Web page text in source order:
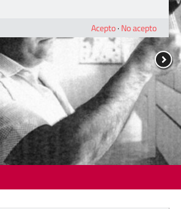
Acepto· No acepto